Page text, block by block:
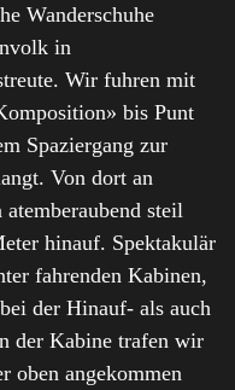
Wanderschuhe
in
Wir fuhren mit
bis Punt
Spaziergang zur
Von dort an
steil
hinauf. Spektakulär
fahrenden Kabinen,
der Hinauf- als auch
der Kabine trafen wir
oben angekommen